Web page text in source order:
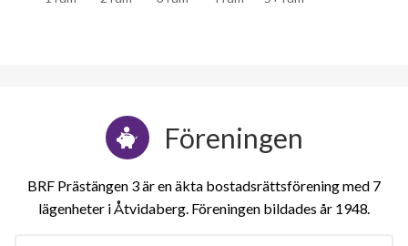
Föreningen
BRF Prästängen 3 är en äkta bostadsrättsförening med 7
lägenheter i Åtvidaberg. Föreningen bildades år 1948